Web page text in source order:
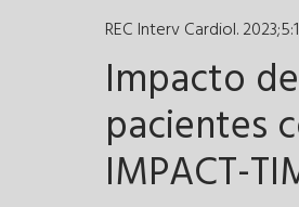
REC Interv Cardiol. 2023;5:
Impacto
pacientes
IMPACT-